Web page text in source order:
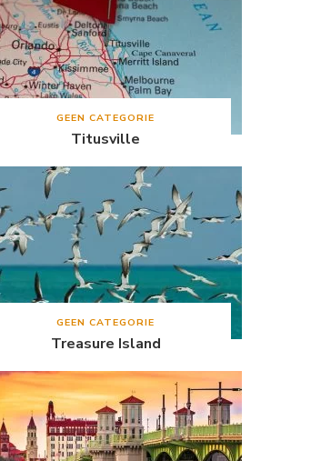
GEEN CATEGORIE
Titusville
GEEN CATEGORIE
Treasure Island